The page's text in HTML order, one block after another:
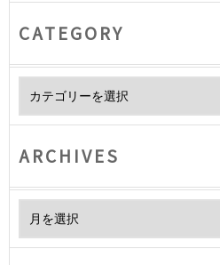
CATEGORY
ARCHIVES